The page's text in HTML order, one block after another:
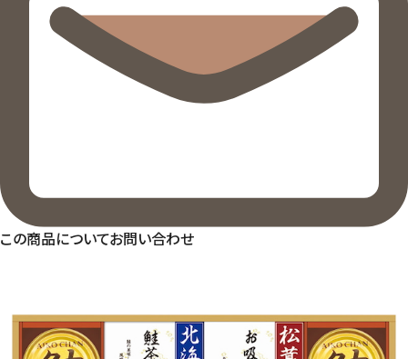
この商品についてお問い合わせ